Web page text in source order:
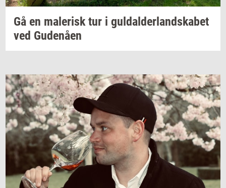
Gå en ma­le­risktur i gul­dal­der­land­ska­bet
ved Gu­denå­en